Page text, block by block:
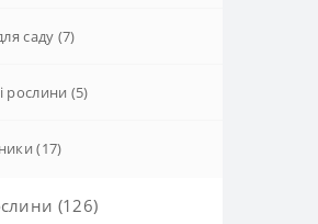
саду (7)
рослини (5)
(17)
(126)